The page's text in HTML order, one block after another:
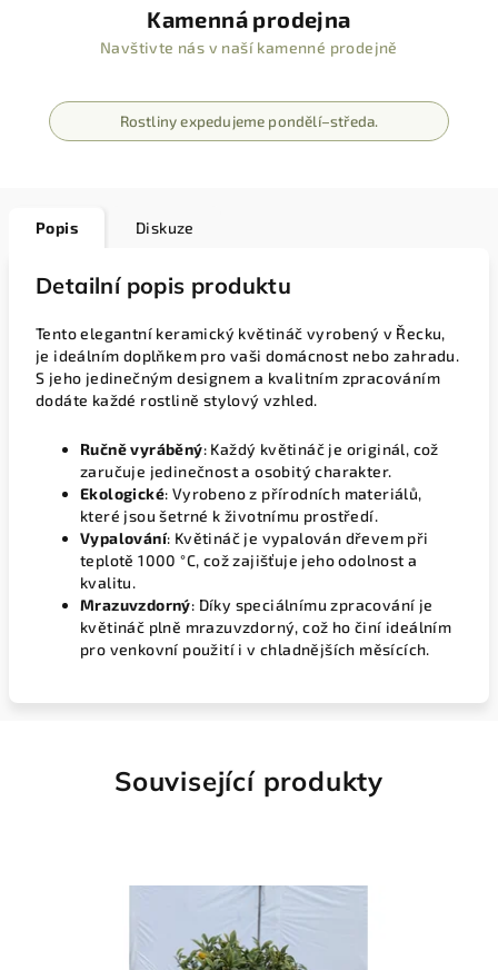
Kamenná prodejna
Navštivte nás v naší kamenné prodejně
Rostliny expedujeme pondělí–středa.
Popis Diskuze
Detailní popis produktu
Tento elegantní keramický květináč vyrobený v Řecku,
je ideálním doplňkem pro vaši domácnost nebo zahradu.
S jeho jedinečným designem a kvalitním zpracováním
dodáte každé rostlině stylový vzhled.
Ručně vyráběný: Každý květináč je originál, což
zaručuje jedinečnost a osobitý charakter.
Ekologické: Vyrobeno z přírodních materiálů,
které jsou šetrné k životnímu prostředí.
Vypalování: Květináč je vypalován dřevem při
teplotě 1000 °C, což zajišťuje jeho odolnost a
kvalitu.
Mrazuvzdorný: Díky speciálnímu zpracování je
květináč plně mrazuvzdorný, což ho činí ideálním
pro venkovní použití i v chladnějších měsících.
Související produkty